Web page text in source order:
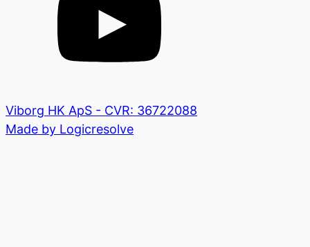
Viborg HK ApS - CVR: 36722088
Made by Logicresolve